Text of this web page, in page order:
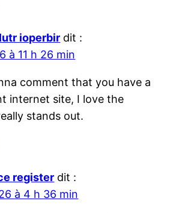
ioperbir dit :
à 11 h 26 min
comment that you have a
internet site, I love the
stands out.
register dit :
à 4 h 36 min